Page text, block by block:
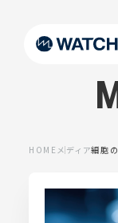
HOMEメディア細胞